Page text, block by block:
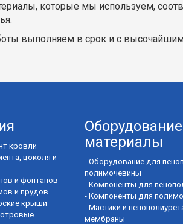
которые мы используем,
выполняем в срок и с
кровли
цоколя и
и фонтанов
и прудов
крыши
материалы
- Оборудование для
полимочевины
- Компоненты для
- Компоненты для
- Мастики и
мембраны